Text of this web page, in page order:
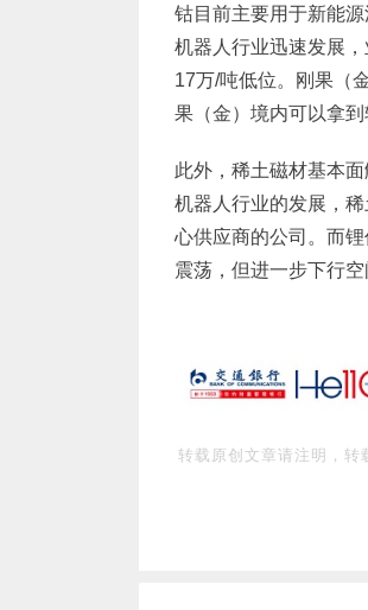
钴目前主要用于新能
机器人行业迅速发展
17万/吨低位。刚果（
果（金）境内可以拿
此外，稀土磁材基本
机器人行业的发展，
心供应商的公司。而
震荡，但进一步下行
转载原创文章请注明，转